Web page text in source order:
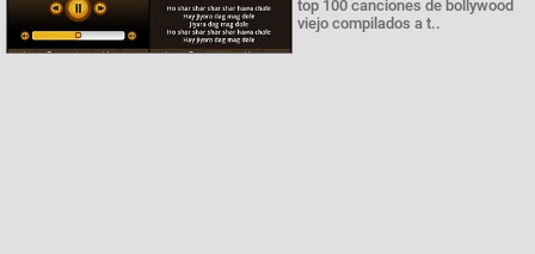
top 100 canciones de bollywood
viejo compilados a t..